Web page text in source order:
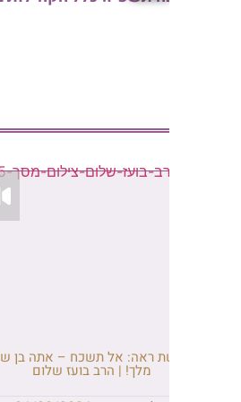
ראה: אל תשכח – אתה בן של
מלך! | הרב בועז שלום